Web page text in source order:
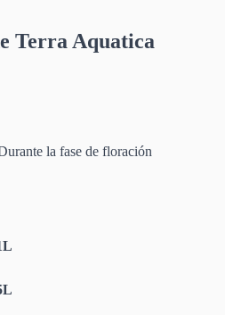
Terra Aquatica
la fase de floración